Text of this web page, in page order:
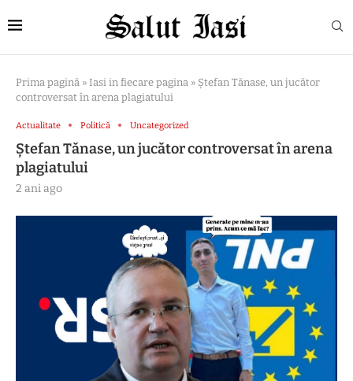
Prima pagină » Iasi in fiecare pagina » Ștefan Tănase, un jucător
controversat în arena plagiatului
Actualitate Politică Uncategorized
Ștefan Tănase, un jucător controversat în arena
plagiatului
2 ani ago